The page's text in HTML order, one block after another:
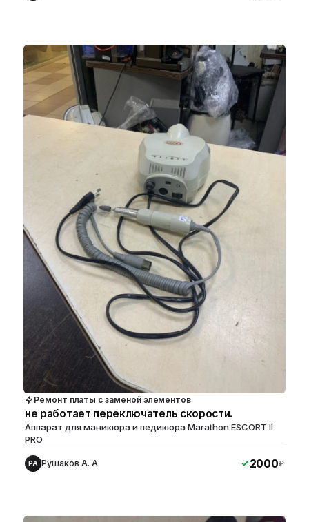
Ремонт платы с заменой элементов
не работает переключатель скорости.
Аппарат для маникюра и педикюра Marathon ESCORT II
PRO
РА Рушаков А. А. 2000₽